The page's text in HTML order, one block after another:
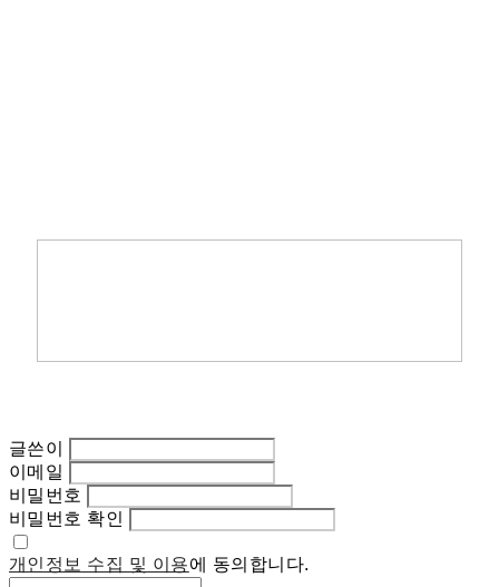
글쓴이
이메일
비밀번호
비밀번호 확인
개인정보 수집 및 이용에 동의합니다.